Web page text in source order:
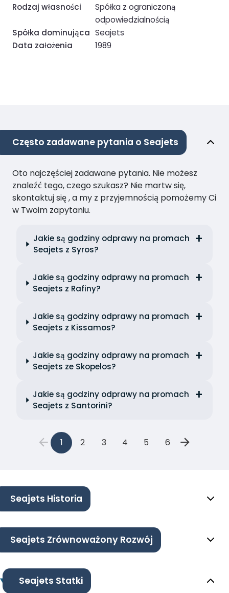
Rodzaj własności
Spółka z ograniczoną
odpowiedzialnością
Spółka dominująca Seajets
Data założenia
1989
Często zadawane pytania o Seajets
Oto najczęściej zadawane pytania. Nie możesz
znaleźć tego, czego szukasz? Nie martw się,
skontaktuj się , a my z przyjemnością pomożemy Ci
w Twoim zapytaniu.
Jakie są godziny odprawy na promach
Seajets z Syros?
Jakie są godziny odprawy na promach
Seajets z Rafiny?
Jakie są godziny odprawy na promach
Seajets z Kissamos?
Jakie są godziny odprawy na promach
Seajets ze Skopelos?
Jakie są godziny odprawy na promach
Seajets z Santorini?
1 2 3 4 5 6
Seajets Historia
Seajets Zrównoważony Rozwój
Seajets Statki